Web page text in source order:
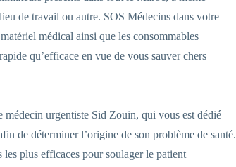
de travail ou autre. SOS Médecins dans votre
médical ainsi que les consommables
qu’efficace en vue de vous sauver chers
médecin urgentiste Sid Zouin, qui vous est dédié
de déterminer l’origine de son problème de santé.
plus efficaces pour soulager le patient